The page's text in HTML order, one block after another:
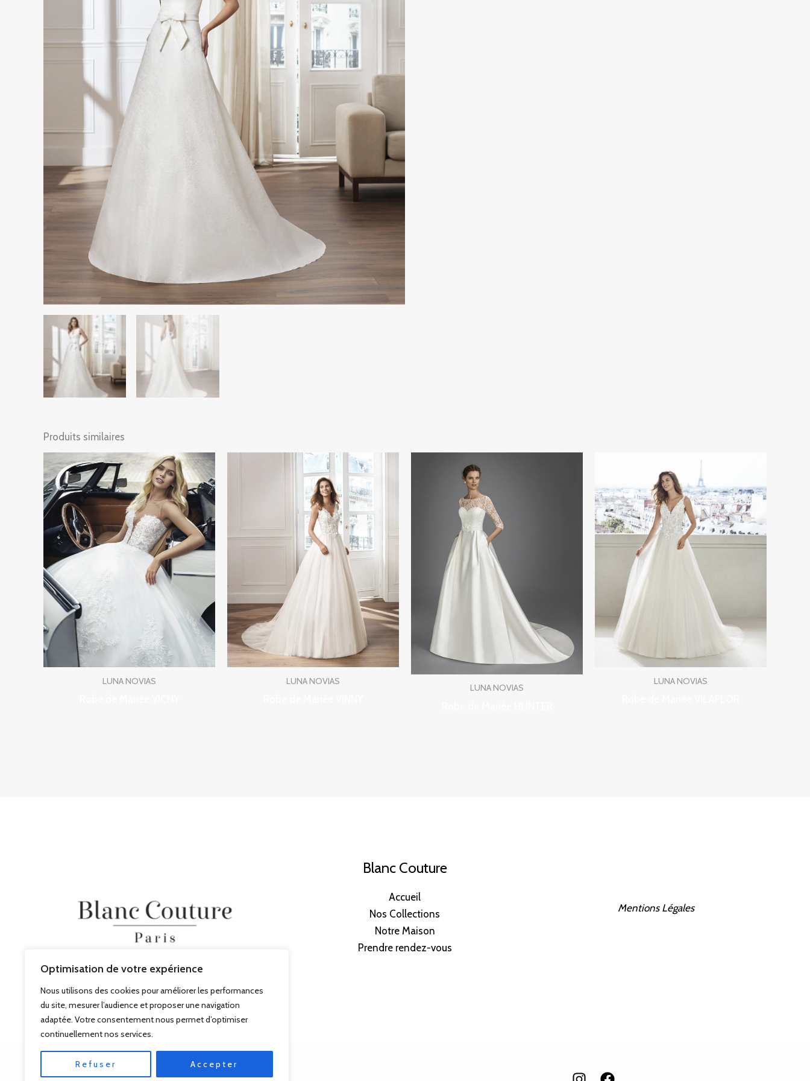
Optimisation de votre expérience
Nous utilisons des cookies pour améliorer les performances
du site, mesurer l’audience et proposer une navigation
adaptée. Votre consentement nous permet d’optimiser
continuellement nos services.
Refuser Accepter
Produits similaires
LUNA NOVIAS LUNA NOVIAS
LUNA NOVIAS
LUNA NOVIAS
Blanc Couture
Accueil
Nos Collections
Notre Maison
Prendre rendez-vous
Mentions Légales
© BLANC COUTURE 2026